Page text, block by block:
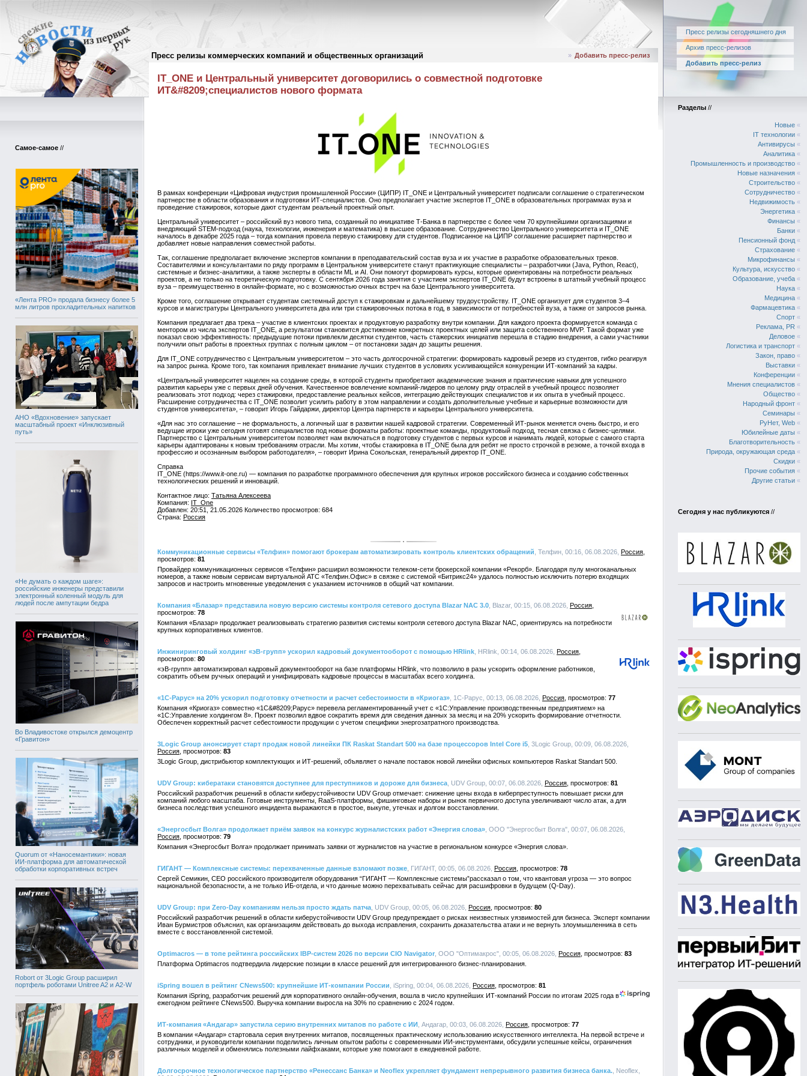
Пресс релизы коммерческих компаний и общественных организаций
Пресс релизы сегодняшнего дня
Архив пресс-релизов
Добавить пресс-релиз
Самое-самое //
«Лента PRO» продала бизнесу более 5
млн литров прохладительных напитков
АНО «Вдохновение» запускает
масштабный проект «Инклюзивный
путь»
«Не думать о каждом шаге»:
российские инженеры представили
электронный коленный модуль для
людей после ампутации бедра
Во Владивостоке открылся демоцентр
«Гравитон»
Quorum от «Наносемантики»: новая
ИИ-платформа для автоматической
обработки корпоративных встреч
Robort от 3Logic Group расширил
портфель роботами Unitree A2 и A2-W
Пресс-релизы// » Добавить пресс-релиз
IT_ONE и Центральный университет договорились о совместной подготовке
ИТ&#8209;специалистов нового формата
В рамках конференции «Цифровая индустрия промышленной России» (ЦИПР) IT_ONE и Центральный университет подписали соглашение о стратегическом
партнерстве в области образования и подготовки ИТ‑специалистов. Оно предполагает участие экспертов IT_ONE в образовательных программах вуза и
проведение стажировок, которые дают студентам реальный проектный опыт.
Центральный университет – российский вуз нового типа, созданный по инициативе Т-Банка в партнерстве с более чем 70 крупнейшими организациями и
внедряющий STEM-подход (наука, технологии, инженерия и математика) в высшее образование. Сотрудничество Центрального университета и IT_ONE
началось в декабре 2025 года – тогда компания провела первую стажировку для студентов. Подписанное на ЦИПР соглашение расширяет партнерство и
добавляет новые направления совместной работы.
Так, соглашение предполагает включение экспертов компании в преподавательский состав вуза и их участие в разработке образовательных треков.
Составителями и консультантами по ряду программ в Центральном университете станут практикующие специалисты – разработчики (Java, Python, React),
системные и бизнес‑аналитики, а также эксперты в области ML и AI. Они помогут формировать курсы, которые ориентированы на потребности реальных
проектов, а не только на теоретическую подготовку. С сентября 2026 года занятия с участием экспертов IT_ONE будут встроены в штатный учебный процесс
вуза – преимущественно в онлайн‑формате, но с возможностью очных встреч на базе Центрального университета.
Кроме того, соглашение открывает студентам системный доступ к стажировкам и дальнейшему трудоустройству. IT_ONE организует для студентов 3–4
курсов и магистратуры Центрального университета два или три стажировочных потока в год, в зависимости от потребностей вуза, а также от запросов рынка.
Компания предлагает два трека – участие в клиентских проектах и продуктовую разработку внутри компании. Для каждого проекта формируется команда с
ментором из числа экспертов IT_ONE, а результатом становится достижение конкретных проектных целей или защита собственного MVP. Такой формат уже
показал свою эффективность: предыдущие потоки привлекли десятки студентов, часть стажерских инициатив перешла в стадию внедрения, а сами участники
получили опыт работы в проектных группах с полным циклом – от постановки задач до защиты решения.
Для IT_ONE сотрудничество с Центральным университетом – это часть долгосрочной стратегии: формировать кадровый резерв из студентов, гибко реагируя
на запрос рынка. Кроме того, так компания привлекает внимание лучших студентов в условиях усиливающейся конкуренции ИТ‑компаний за кадры.
«Центральный университет нацелен на создание среды, в которой студенты приобретают академические знания и практические навыки для успешного
развития карьеры уже с первых дней обучения. Качественное вовлечение компаний-лидеров по целому ряду отраслей в учебный процесс позволяет
реализовать этот подход: через стажировки, предоставление реальных кейсов, интеграцию действующих специалистов и их опыта в учебный процесс.
Расширение сотрудничества с IT_ONE позволит усилить работу в этом направлении и создать дополнительные учебные и карьерные возможности для
студентов университета», – говорит Игорь Гайдаржи, директор Центра партнерств и карьеры Центрального университета.
«Для нас это соглашение – не формальность, а логичный шаг в развитии нашей кадровой стратегии. Современный ИТ‑рынок меняется очень быстро, и его
ведущие игроки уже сегодня готовят специалистов под новые форматы работы: проектные команды, продуктовый подход, тесная связка с бизнес‑целями.
Партнерство с Центральным университетом позволяет нам включаться в подготовку студентов с первых курсов и нанимать людей, которые с самого старта
карьеры адаптированы к новым требованиям отрасли. Мы хотим, чтобы стажировка в IT_ONE была для ребят не просто строчкой в резюме, а точкой входа в
профессию и осознанным выбором работодателя», – говорит Ирина Сокольская, генеральный директор IT_ONE.
Справка
IT_ONE (https://www.it-one.ru) — компания по разработке программного обеспечения для крупных игроков российского бизнеса и созданию собственных
технологических решений и инноваций.
Контактное лицо: Татьяна Алексеева
Компания: IT_One
Добавлен: 20:51, 21.05.2026 Количество просмотров: 684
Страна: Россия
Коммуникационные сервисы «Телфин» помогают брокерам автоматизировать контроль клиентских обращений , Телфин, 00:16, 06.08.2026, Россия
81
Провайдер коммуникационных сервисов «Телфин» расширил возможности телеком-сети брокерской компании «Рекорб». Благодаря пулу многоканальных
номеров, а также новым сервисам виртуальной АТС «Телфин.Офис» в связке с системой «Битрикс24» удалось полностью исключить потерю входящих
запросов и настроить мгновенные уведомления с указанием источников в общий чат компании.
Компания «Блазар» представила новую версию системы контроля сетевого доступа Blazar NAC 3.0 , Blazar, 00:15, 06.08.2026, Россия
78
Компания «Блазар» продолжает реализовывать стратегию развития системы контроля сетевого доступа Blazar NAC, ориентируясь на потребности
крупных корпоративных клиентов.
Инжиниринговый холдинг «эВ-групп» ускорил кадровый документооборот с помощью HRlink , HRlink, 00:14, 06.08.2026, Россия
80
«эВ-групп» автоматизировал кадровый документооборот на базе платформы HRlink, что позволило в разы ускорить оформление работников,
сократить объем ручных операций и унифицировать кадровые процессы в масштабах всего холдинга.
«1С-Рарус» на 20% ускорил подготовку отчетности и расчет себестоимости в «Криогаз» , 1С-Рарус, 00:13, 06.08.2026, Россия
77
Компания «Криогаз» совместно «1С&#8209;Рарус» перевела регламентированный учет с «1С:Управление производственным предприятием» на
«1С:Управление холдингом 8». Проект позволил вдвое сократить время для сведения данных за месяц и на 20% ускорить формирование отчетности.
Обеспечен корректный расчет себестоимости продукции с учетом специфики энергозатратного производства.
3Logic Group анонсирует старт продаж новой линейки ПК Raskat Standart 500 на базе процессоров Intel Core i5 , 3Logic Group, 00:09, 06.08.2026,
Россия
83
3Logic Group, дистрибьютор комплектующих и ИТ-решений, объявляет о начале поставок новой линейки офисных компьютеров Raskat Standart 500.
UDV Group: кибератаки становятся доступнее для преступников и дороже для бизнеса , UDV Group, 00:07, 06.08.2026, Россия
81
Российский разработчик решений в области киберустойчивости UDV Group отмечает: снижение цены входа в киберпреступность повышает риски для
компаний любого масштаба. Готовые инструменты, RaaS-платформы, фишинговые наборы и рынок первичного доступа увеличивают число атак, а для
бизнеса последствия успешного инцидента выражаются в простое, выкупе, утечках и долгом восстановлении.
«Энергосбыт Волга» продолжает приём заявок на конкурс журналистских работ «Энергия слова» , ООО "Энергосбыт Волга", 00:07, 06.08.2026,
Россия
79
Компания «Энергосбыт Волга» продолжает принимать заявки от журналистов на участие в региональном конкурсе «Энергия слова».
ГИГАНТ — Комплексные системы: перехваченные данные взломают позже , ГИГАНТ, 00:05, 06.08.2026, Россия
78
Сергей Семикин, СЕО российского производителя оборудования “ГИГАНТ — Комплексные системы”рассказал о том, что квантовая угроза — это вопрос
национальной безопасности, а не только ИБ-отдела, и что данные можно перехватывать сейчас для расшифровки в будущем (Q-Day).
UDV Group: при Zero-Day компаниям нельзя просто ждать патча , UDV Group, 00:05, 06.08.2026, Россия
80
Российский разработчик решений в области киберустойчивости UDV Group предупреждает о рисках неизвестных уязвимостей для бизнеса. Эксперт компании
Иван Бурмистров объяснил, как организациям действовать до выхода исправления, сохранить доказательства атаки и не вернуть злоумышленника в сеть
вместе с восстановленной системой.
Optimacros — в топе рейтинга российских IBP-систем 2026 по версии CIO Navigator , ООО "Оптимакрос", 00:05, 06.08.2026, Россия
83
Платформа Optimacros подтвердила лидерские позиции в классе решений для интегрированного бизнес-планирования.
iSpring вошел в рейтинг CNews500: крупнейшие ИТ-компании России , iSpring, 00:04, 06.08.2026, Россия
81
Компания iSpring, разработчик решений для корпоративного онлайн-обучения, вошла в число крупнейших ИТ-компаний России по итогам 2025 года в
ежегодном рейтинге CNews500. Выручка компании выросла на 30% по сравнению с 2024 годом.
ИТ-компания «Андагар» запустила серию внутренних митапов по работе с ИИ , Андагар, 00:03, 06.08.2026, Россия
77
В компании «Андагар» стартовала серия внутренних митапов, посвященных практическому использованию искусственного интеллекта. На первой встрече и
сотрудники, и руководители компании поделились личным опытом работы с современными ИИ-инструментами, обсудили успешные кейсы, ограничения
различных моделей и обменялись полезными лайфхаками, которые уже помогают в ежедневной работе.
Долгосрочное технологическое партнерство «Ренессанс Банка» и Neoflex укрепляет фундамент непрерывного развития бизнеса банка. , Neoflex,
Разделы //
Новые «
IT технологии «
Антивирусы «
Аналитика «
Промышленность и производство «
Новые назначения «
Строительство «
Сотрудничество «
Недвижимость «
Энергетика «
Финансы «
Банки «
Пенсионный фонд «
Страхование «
Микрофинансы «
Культура, искусство «
Образование, учеба «
Наука «
Медицина «
Фармацевтика «
Спорт «
Реклама, PR «
Деловое «
Логистика и транспорт «
Закон, право «
Выставки «
Конференции «
Мнения специалистов «
Общество «
Народный фронт «
Семинары «
РуНет, Web «
Юбилейные даты «
Благотворительность «
Природа, окружающая среда «
Скидки «
Прочие события «
Другие статьи «
Сегодня у нас публикуются //